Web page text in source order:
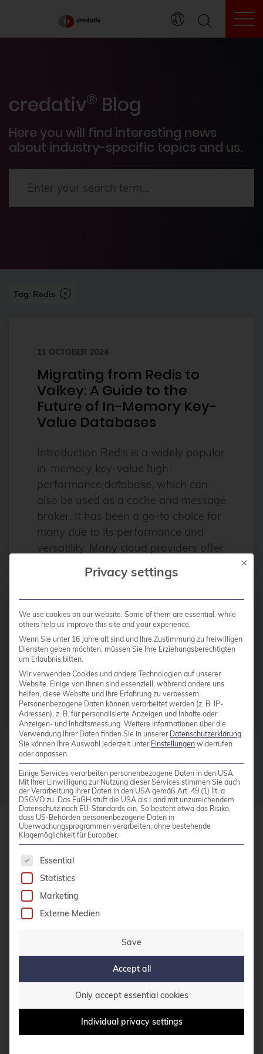
credativ® Blog
Here you will find interesting news
about industry-specific topics and us.
Events
PostgreSQL®
News
2024
Alpine
alternatives
Amazon FSx
Ansible
Ansible Community Proxmox
Ansible Module
Apache
Apache Guacamole
API Integration
arm
Automation
AWS
Azure
backup
Benchmarks
bhyve
bitnami
Buildah
bullseye
busan
buster
Call for papers
CentOS
Ceph
CI/CD Integration
Cloud Infrastructure
Cloud Optimization
Cloud Storage Solutions
Tag: Redis
11 OCTOBER 2024
Migrating from Redis to
Valkey: A Guide to the
Future of In-Memory Key-
Value Databases
Introduction Redis is a widely popular
in-memory key-value high-
performance database, which can
also be used as a cache and message
broker. It has been a go-to choice for
many due to its performance and
versatility. Many cloud providers offer
Services (AWS) – Amazon
– Azure Cache […]
Read more
Posts byTobias Kauder
credativ GmbH
Hennes-Weisweiler-Allee 23
41179 Mönchengladbach
Meet us
0800 credati(v)
+49 2161 9174200
Write e-mail
CONTACT US
Mit
Privacy settings
We use cookies on our website. Some of them are essential, while
others help us improve this site and your experience.
Wenn Sie unter 16 Jahre alt sind und Ihre Zustimmung zu freiwilligen
Diensten geben möchten, müssen Sie Ihre Erziehungsberechtigten
um Erlaubnis bitten.
Wir verwenden Cookies und andere Technologien auf unserer
Website. Einige von ihnen sind essenziell, während andere uns
helfen, diese Website und Ihre Erfahrung zu verbessern.
Personenbezogene Daten können verarbeitet werden (z. B. IP-
Adressen), z. B. für personalisierte Anzeigen und Inhalte oder
Anzeigen- und Inhaltsmessung. Weitere Informationen über die
Verwendung Ihrer Daten finden Sie in unserer Datenschutzerklärung
Sie können Ihre Auswahl jederzeit unter Einstellungen widerrufen
oder anpassen.
Einige Services verarbeiten personenbezogene Daten in den USA.
Mit Ihrer Einwilligung zur Nutzung dieser Services stimmen Sie auch
der Verarbeitung Ihrer Daten in den USA gemäß Art. 49 (1) lit. a
DSGVO zu. Das EuGH stuft die USA als Land mit unzureichendem
Datenschutz nach EU-Standards ein. So besteht etwa das Risiko,
dass US-Behörden personenbezogene Daten in
Überwachungsprogrammen verarbeiten, ohne bestehende
Klagemöglichkeit für Europäer.
The following is a list of service groups for
Essential
Statistics
Marketing
Externe Medien
Save
Accept all
Only accept essential cookies
Individual privacy settings